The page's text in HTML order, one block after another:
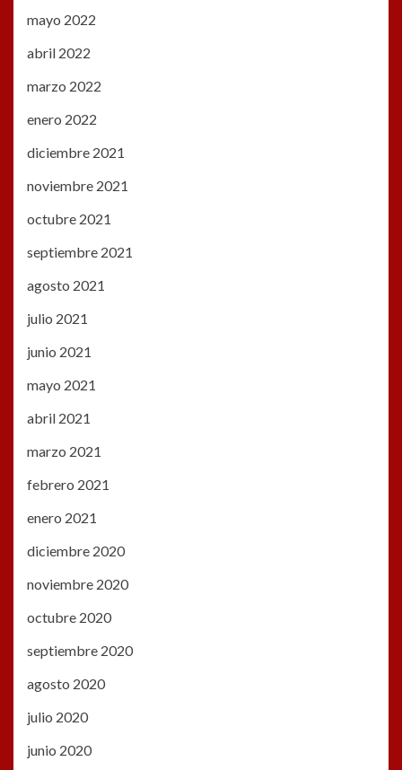
mayo 2022
abril 2022
marzo 2022
enero 2022
diciembre 2021
noviembre 2021
octubre 2021
septiembre 2021
agosto 2021
julio 2021
junio 2021
mayo 2021
abril 2021
marzo 2021
febrero 2021
enero 2021
diciembre 2020
noviembre 2020
octubre 2020
septiembre 2020
agosto 2020
julio 2020
junio 2020